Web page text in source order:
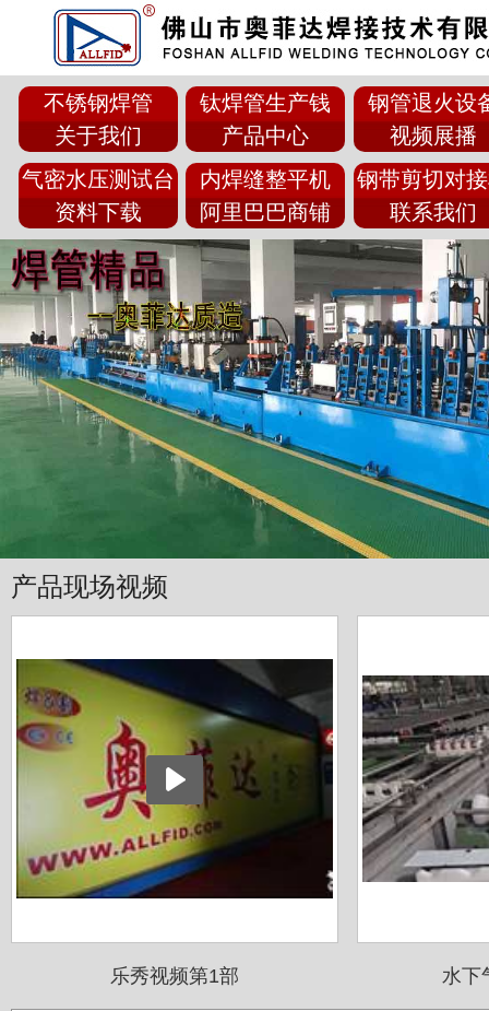
不锈钢焊管
关于我们
钛焊管生产钱
产品中心
钢管退火设
视频展播
气密水压测试台
资料下载
内焊缝整平机
阿里巴巴商铺
钢带剪切对
联系我们
产品现场视频
乐秀视频第1部 水下